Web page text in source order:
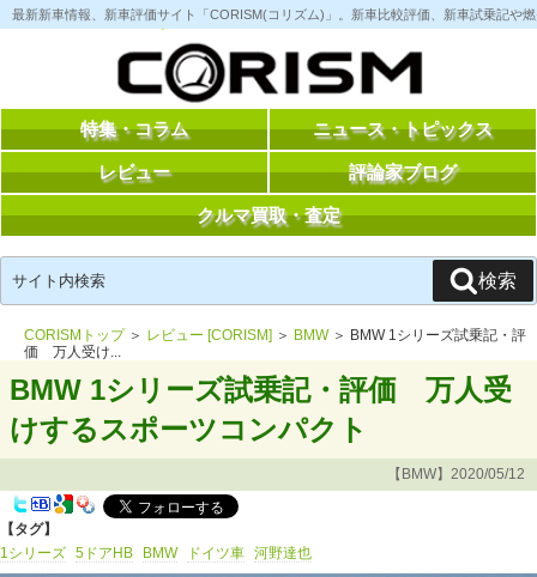
コ
ン
へ
最新新車情報、新車評価サイト「CORISM(コリズム)」。新車比較評価、新車試乗記や
特集・コラム ニュース・トピックス
レビュー 評論家ブログ
クルマ買取・査定
索:
検索
CORISMトップ＞ レビュー [CORISM] ＞ BMW＞ BMW 1シリーズ試乗記・評
価 万人受け...
BMW 1シリーズ試乗記・評価 万人受
けするスポーツコンパクト
【BMW】2020/05/12
【タグ】
1シリーズ 5ドアHB BMW ドイツ車 河野達也